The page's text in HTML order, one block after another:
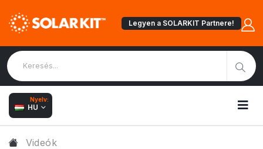
Legyen a SOLARKIT Partnere!
Nyelv:
HU
Videók